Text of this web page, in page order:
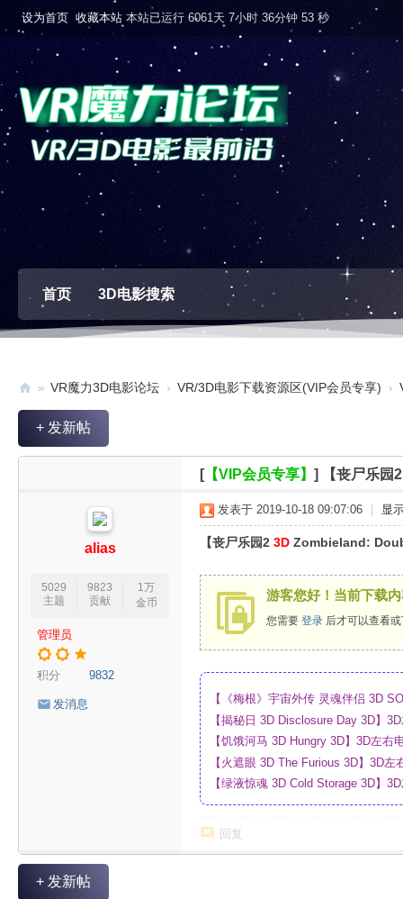
设为首页 收藏本站 本站已运行 6061天 7小时 36分钟 54 秒
首页 3D电影搜索
V
» VR魔力3D电影论坛 › VR/3D电影下载资源区(VIP会员专享) ›
+ 发新帖
[【VIP会员专享】 ] 【丧尸乐
alias
5029
主题
9823
贡献
1万
金币
管理员
积分 9832
发消息
发表于 2019-10-18 09:07:06 显
【丧尸乐园2 3D Zombieland:
游客您好！当前下载
您需要 登录 后才可以查看
【《梅根》宇宙外传 灵魂伴侣 3D
_4K_高清蓝光压制_网盘
【揭秘日 3D Disclosure Day 3D】
制_网盘
【饥饿河马 3D Hungry 3D】3D左
【火遮眼 3D The Furious 3D】3D
网盘
【绿液惊魂 3D Cold Storage 3D】
回复
+ 发新帖